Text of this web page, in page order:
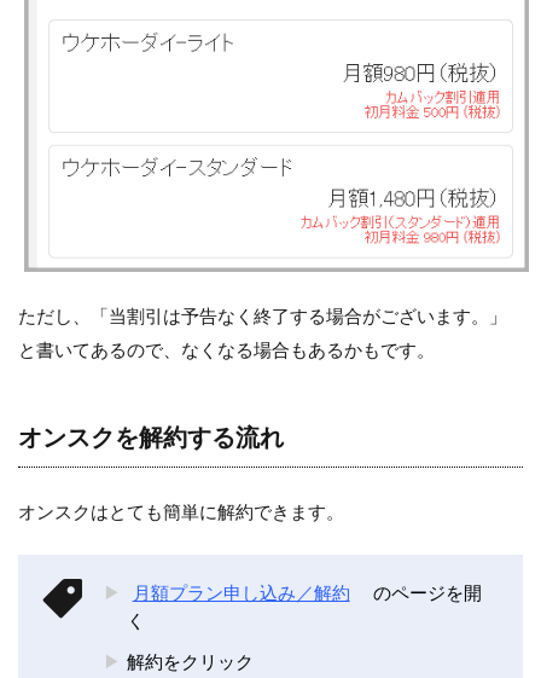
ただし、「当割引は予告なく終了する場合がございます。」
と書いてあるので、なくなる場合もあるかもです。
オンスクを解約する流れ
オンスクはとても簡単に解約できます。
月額プラン申し込み／解約
のページを開
く
解約をクリック